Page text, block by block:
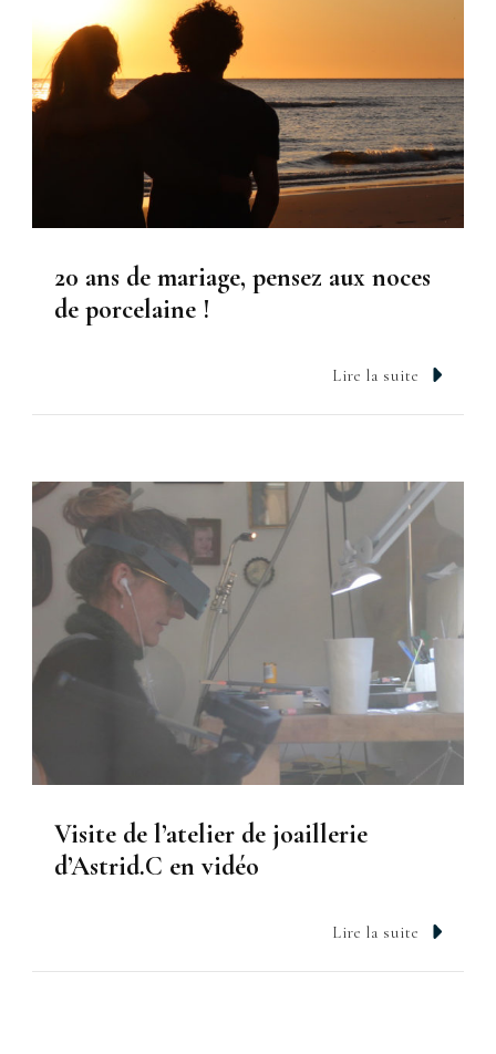
20 ans de mariage, pensez aux noces
de porcelaine !
Lire la suite
Visite de l’atelier de joaillerie
d’Astrid.C en vidéo
Lire la suite